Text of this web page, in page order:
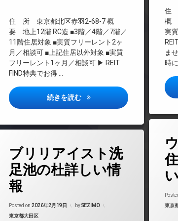
住
概
実
ま
時
オート
デザイ
フィッ
ペット
ラウン
内廊下
宅配ボ
防犯カ
駐輪場
住 所 東京都北区赤羽2-68-7 概
要 地上12階 RC造 ■3階／4階／7階／
11階住居対象 ■実質フリーレント2ヶ
月／相談可 ■上記住居以外対象 ■実質
フリーレント1ヶ月／相談可 ▶ REIT
FIND特典でお得 …
続きを読む ルフォンプログレ赤羽マーク
デザイナーズ
ペット可
ラウンジ
内廊下
宅配ボックス
敷地内ゴミ置き場
防犯カメラ
駐輪場
カテ
東京
24時間
CATV
REIT
ブリリアイスト洗
足池の杜詳しい情
報
Posted on 2026年2月19日 bySEZIMO
カテゴリー:
東京都大田区
24時間管理
CATV
REIT系ブランドマンション